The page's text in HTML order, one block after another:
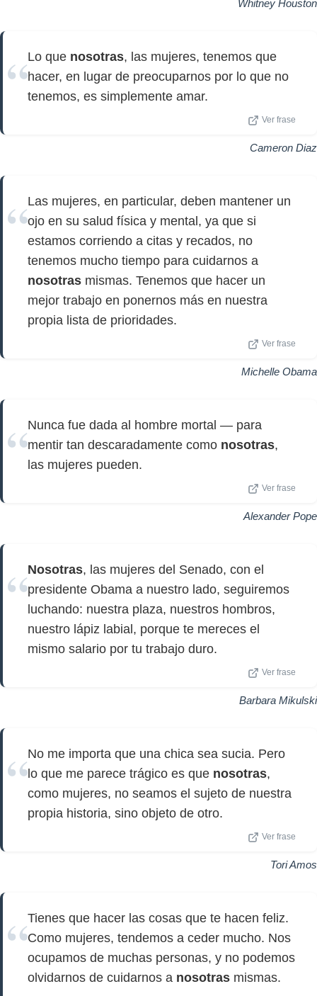
Whitney Houston
Lo que nosotras, las mujeres, tenemos que
hacer, en lugar de preocuparnos por lo que no
tenemos, es simplemente amar.
Ver frase
Cameron Diaz
Las mujeres, en particular, deben mantener un
ojo en su salud física y mental, ya que si
estamos corriendo a citas y recados, no
tenemos mucho tiempo para cuidarnos a
nosotras mismas. Tenemos que hacer un
mejor trabajo en ponernos más en nuestra
propia lista de prioridades.
Ver frase
Michelle Obama
Nunca fue dada al hombre mortal — para
mentir tan descaradamente como nosotras,
las mujeres pueden.
Ver frase
Alexander Pope
Nosotras, las mujeres del Senado, con el
presidente Obama a nuestro lado, seguiremos
luchando: nuestra plaza, nuestros hombros,
nuestro lápiz labial, porque te mereces el
mismo salario por tu trabajo duro.
Ver frase
Barbara Mikulski
No me importa que una chica sea sucia. Pero
lo que me parece trágico es que nosotras,
como mujeres, no seamos el sujeto de nuestra
propia historia, sino objeto de otro.
Ver frase
Tori Amos
Tienes que hacer las cosas que te hacen feliz.
Como mujeres, tendemos a ceder mucho. Nos
ocupamos de muchas personas, y no podemos
olvidarnos de cuidarnos a nosotras mismas.